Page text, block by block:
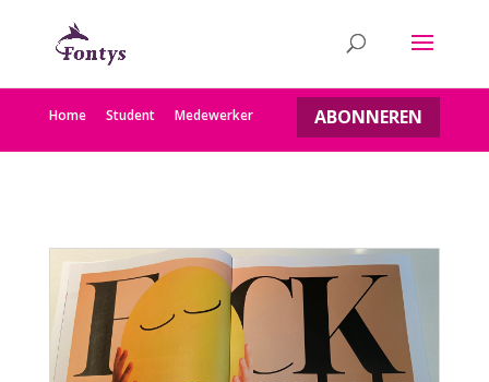
Home Student Medewerker ABONNEREN